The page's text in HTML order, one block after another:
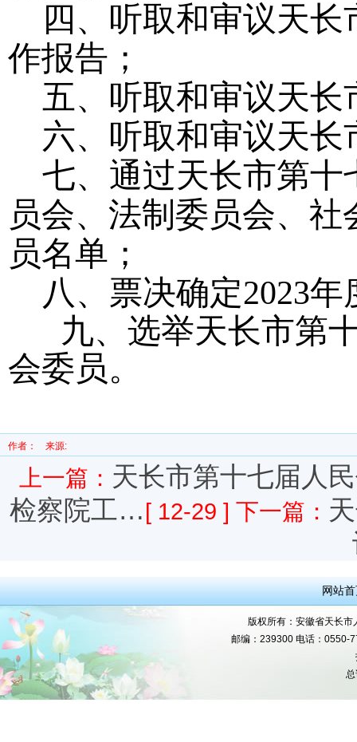
四、听取和审议天
作报告；
五、听取和审议天
六、听取和审议天
七、通过天长市第
员会、法制委员会、
员名单；
八、票决确定2023
九、选举天长市第十
会委员。
作者： 来源:
上一篇： 天长市第十七届人
检察院工…[ 12-29 ] 下一篇：
网站
版权所有：安徽省天长
邮编：239300 电话：0550-